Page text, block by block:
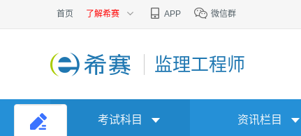
首页 了解希赛 APP 微信群
监理工程师
考试科目 资讯栏目